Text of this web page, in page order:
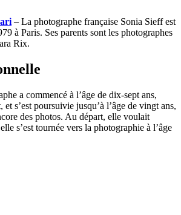
– La photographe française Sonia Sieff est
à Paris. Ses parents sont les photographes
Rix.
a commencé à l’âge de dix-sept ans,
et s’est poursuivie jusqu’à l’âge de vingt ans,
des photos. Au départ, elle voulait
s’est tournée vers la photographie à l’âge